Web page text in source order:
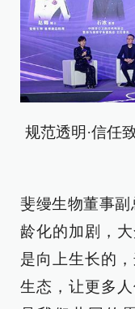
规范透明·信任
斐缦生物董事
龄化的加剧，
是向上生长的
生态，让更多